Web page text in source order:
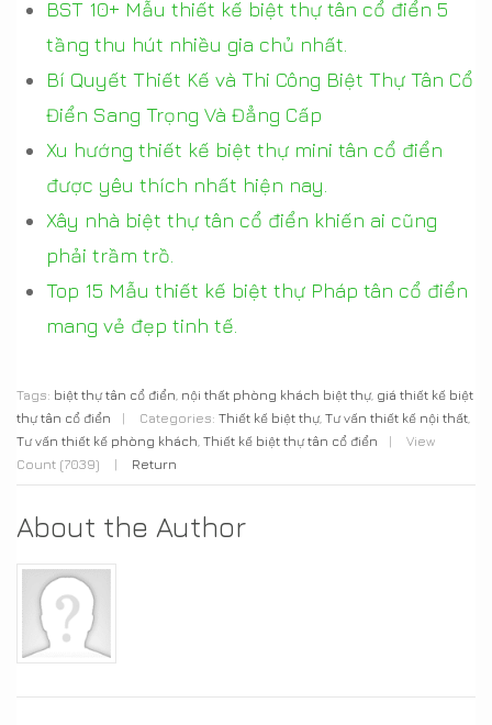
BST 10+ Mẫu thiết kế biệt thự tân cổ điển 5
tầng thu hút nhiều gia chủ nhất.
Bí Quyết Thiết Kế và Thi Công Biệt Thự Tân Cổ
Điển Sang Trọng Và Đẳng Cấp
Xu hướng thiết kế biệt thự mini tân cổ điển
được yêu thích nhất hiện nay.
Xây nhà biệt thự tân cổ điển khiến ai cũng
phải trầm trồ.
Top 15 Mẫu thiết kế biệt thự Pháp tân cổ điển
mang vẻ đẹp tinh tế.
Tags: biệt thự tân cổ điển nội thất phòng khách biệt thự, giá thiết kế biệt
thự tân cổ điển
| Categories: Thiết kế biệt thự, Tư vấn thiết kế nội thất
Tư vấn thiết kế phòng khách Thiết kế biệt thự tân cổ điển |
View
Count (7039)
| Return
About the Author